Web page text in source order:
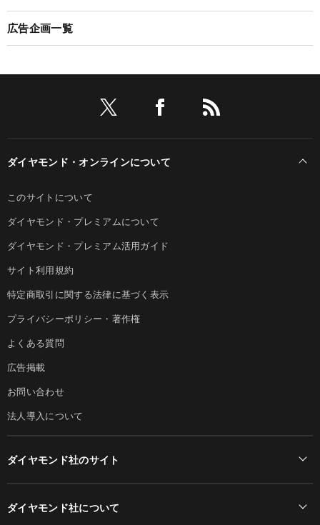
広告企画一覧
ダイヤモンド・オンラインについて
このサイトについて
ダイヤモンド・プレミアムについて
ダイヤモンド・プレミアム活用ガイド
サイト利用規約
特定商取引に関する法律に基づく表示
プライバシーポリシー・著作権
よくある質問
広告掲載
お問い合わせ
法人導入について
ダイヤモンド社のサイト
ダイヤモンド社について